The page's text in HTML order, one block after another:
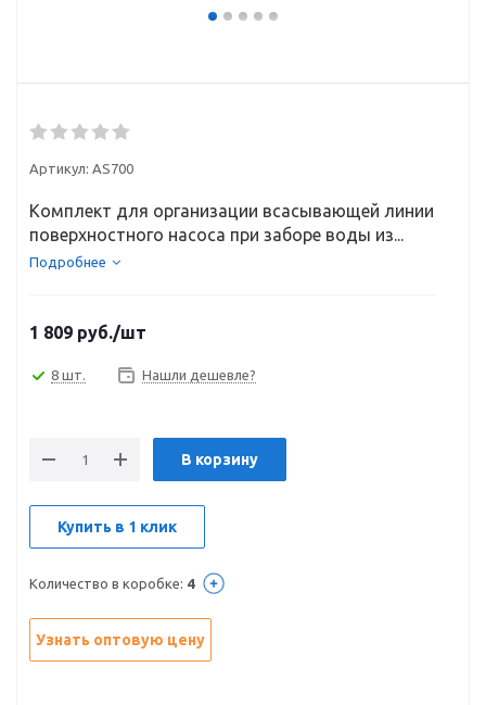
Артикул: AS700
Комплект для организации всасывающей линии
поверхностного насоса при заборе воды из...
Подробнее
1 809 руб./шт
8 шт. Нашли дешевле?
В корзину
Купить в 1 клик
Количество в коробке: 4
Узнать оптовую цену